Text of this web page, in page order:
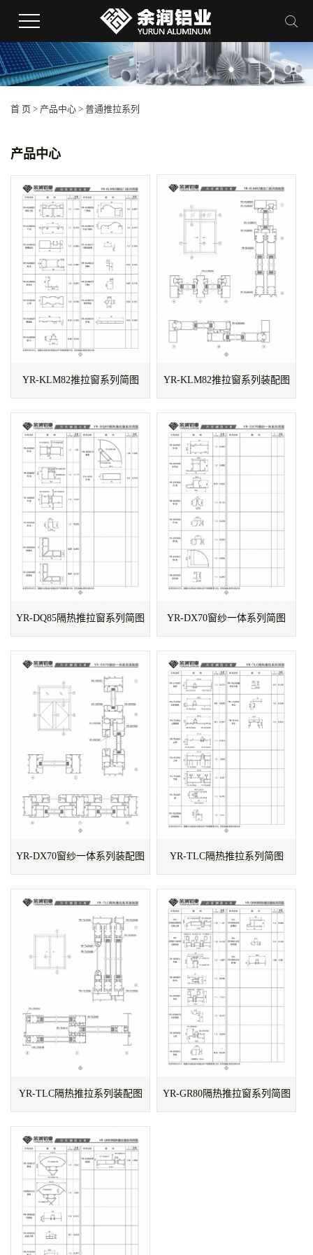
首 页 > 产品中心 > 普通推拉系列
产品中心
YR-KLM82推拉窗系列简图 YR-KLM82推拉窗系列装配图
YR-DQ85隔热推拉窗系列简图 YR-DX70窗纱一体系列简图
YR-DX70窗纱一体系列装配图 YR-TLC隔热推拉系列简图
YR-TLC隔热推拉系列装配图 YR-GR80隔热推拉窗系列简图